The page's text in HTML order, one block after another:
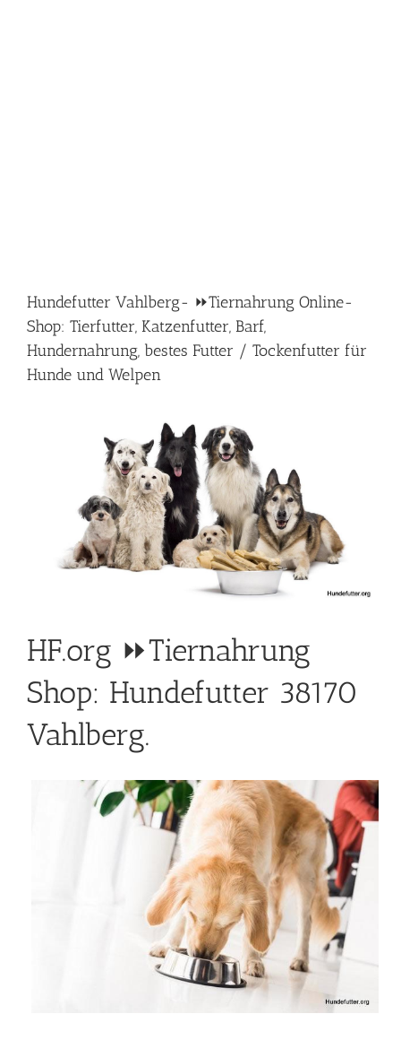
Hundefutter Vahlberg- ⏩Tiernahrung Online-
Shop: Tierfutter, Katzenfutter, Barf,
Hundernahrung, bestes Futter / Tockenfutter für
Hunde und Welpen
HF.org ⏩Tiernahrung
Shop: Hundefutter 38170
Vahlberg.